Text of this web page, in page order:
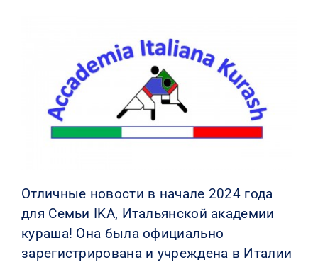
КОНТАКТЫ
Отличные новости в начале 2024 года
для Семьи IKA, Итальянской академии
кураша! Она была официально
зарегистрирована и учреждена в Италии